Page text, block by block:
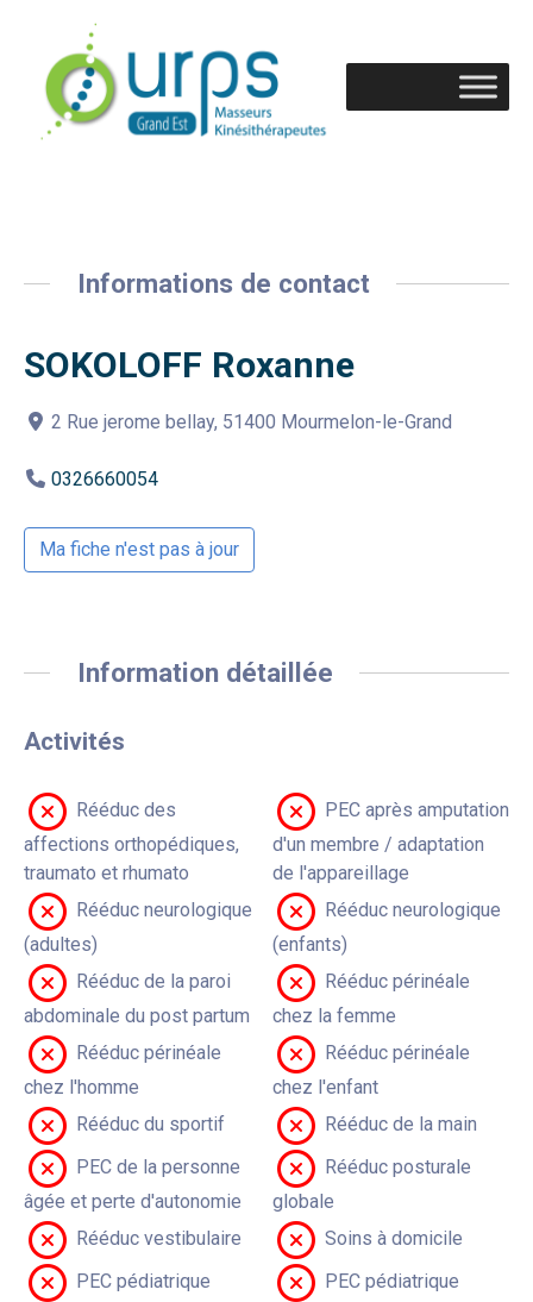
Informations de contact
SOKOLOFF Roxanne
2 Rue jerome bellay, 51400 Mourmelon-le-Grand
0326660054
Ma fiche n'est pas à jour
Information détaillée
Activités
Rééduc des
affections orthopédiques,
traumato et rhumato
PEC après amputation
d'un membre / adaptation
de l'appareillage
Rééduc neurologique
(adultes)
Rééduc neurologique
(enfants)
Rééduc de la paroi
abdominale du post partum
Rééduc périnéale
chez la femme
Rééduc périnéale
chez l'homme
Rééduc périnéale
chez l'enfant
Rééduc du sportif
Rééduc de la main
PEC de la personne
âgée et perte d'autonomie
Rééduc posturale
globale
Rééduc vestibulaire
Soins à domicile
PEC pédiatrique
PEC pédiatrique